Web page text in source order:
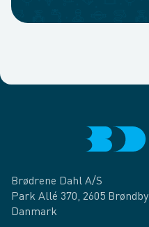
Brødrene Dahl A/S
Park Allé 370, 2605 Brøndby
Danmark